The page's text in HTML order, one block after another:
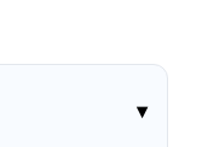
▾